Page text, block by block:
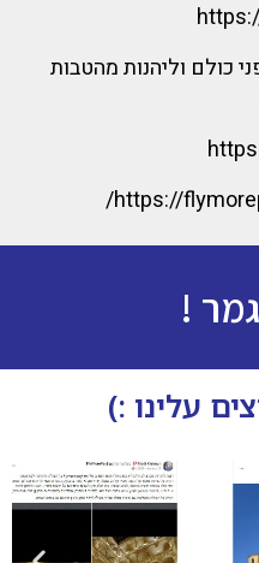
כולם וליהנות מהטבות
!
עלינו :)